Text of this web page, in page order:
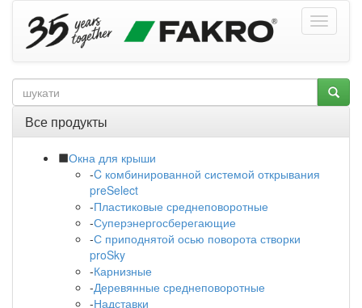
Все продукты
Окна для крыши
-C комбинированной системой открывания
preSelect
-Пластиковые среднеповоротные
-Суперэнергосберегающие
-С приподнятой осью поворота створки
proSky
-Карнизные
-Деревянные среднеповоротные
-Надставки